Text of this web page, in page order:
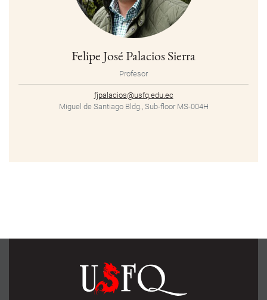
Felipe José Palacios Sierra
Profesor
fjpalacios@usfq.edu.ec
Miguel de Santiago Bldg., Sub-floor MS-004H